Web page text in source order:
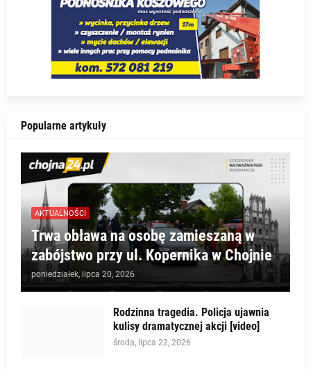
Popularne artykuły
AKTUALNOŚCI
Trwa obława na osobę zamieszaną w
zabójstwo przy ul. Kopernika w Chojnie
poniedziałek, lipca 20, 2026
Rodzinna tragedia. Policja ujawnia
kulisy dramatycznej akcji [video]
środa, lipca 22, 2026